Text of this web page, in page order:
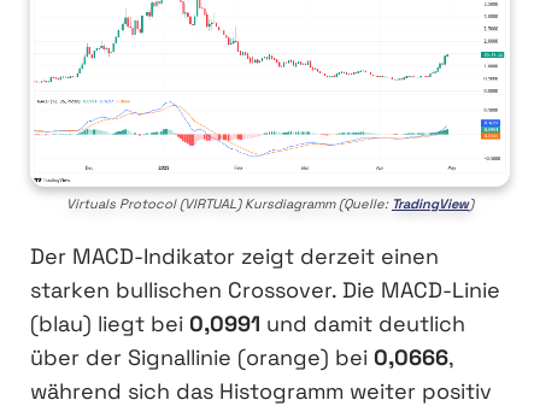
Virtuals Protocol (VIRTUAL) Kursdiagramm (Quelle: TradingView)
Der MACD-Indikator zeigt derzeit einen
starken bullischen Crossover. Die MACD-Linie
(blau) liegt bei 0,0991 und damit deutlich
über der Signallinie (orange) bei 0,0666,
während sich das Histogramm weiter positiv